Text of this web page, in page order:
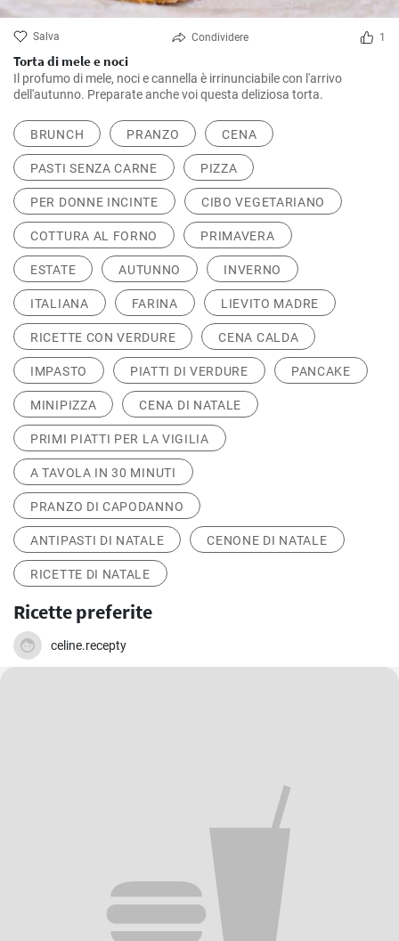
Salva Condividere 1
Torta di mele e noci
Il profumo di mele, noci e cannella è irrinunciabile con l'arrivo
dell'autunno. Preparate anche voi questa deliziosa torta.
BRUNCH PRANZO CENA
PASTI SENZA CARNE PIZZA
PER DONNE INCINTE CIBO VEGETARIANO
COTTURA AL FORNO PRIMAVERA
ESTATE AUTUNNO INVERNO
ITALIANA FARINA LIEVITO MADRE
RICETTE CON VERDURE CENA CALDA
IMPASTO PIATTI DI VERDURE PANCAKE
MINIPIZZA CENA DI NATALE
PRIMI PIATTI PER LA VIGILIA
A TAVOLA IN 30 MINUTI
PRANZO DI CAPODANNO
ANTIPASTI DI NATALE CENONE DI NATALE
RICETTE DI NATALE
Ricette preferite
celine.recepty